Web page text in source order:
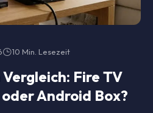
10 Min. Lesezeit
Fire TV
Android Box?